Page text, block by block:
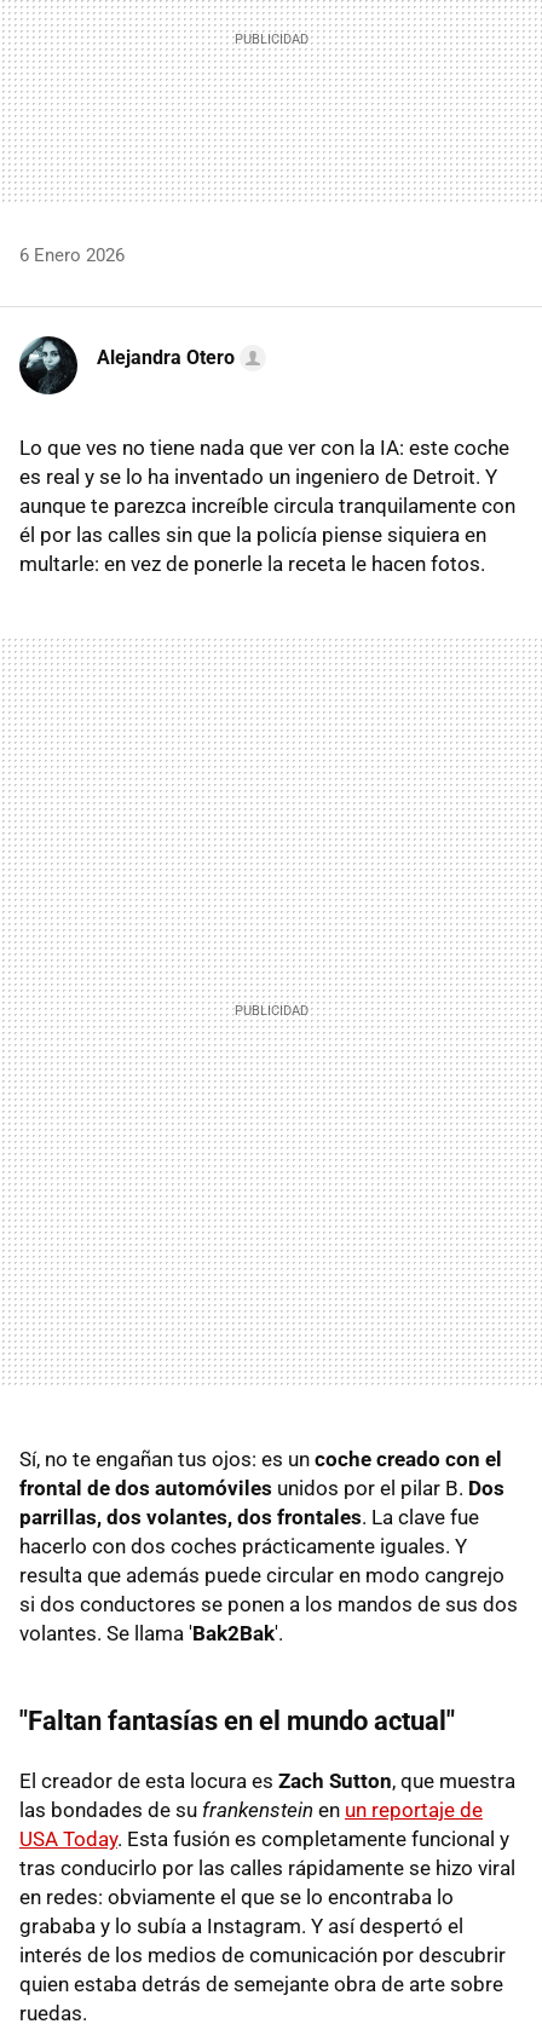
6 Enero 2026
Alejandra Otero
Lo que ves no tiene nada que ver con la IA: este coche
es real y se lo ha inventado un ingeniero de Detroit. Y
aunque te parezca increíble circula tranquilamente con
él por las calles sin que la policía piense siquiera en
multarle: en vez de ponerle la receta le hacen fotos.
Sí, no te engañan tus ojos: es un coche creado con el
frontal de dos automóviles unidos por el pilar B. Dos
parrillas, dos volantes, dos frontales. La clave fue
hacerlo con dos coches prácticamente iguales. Y
resulta que además puede circular en modo cangrejo
si dos conductores se ponen a los mandos de sus dos
volantes. Se llama 'Bak2Bak'.
"Faltan fantasías en el mundo actual"
El creador de esta locura es Zach Sutton, que muestra
las bondades de su frankenstein en un reportaje de
USA Today. Esta fusión es completamente funcional y
tras conducirlo por las calles rápidamente se hizo viral
en redes: obviamente el que se lo encontraba lo
grababa y lo subía a Instagram. Y así despertó el
interés de los medios de comunicación por descubrir
quien estaba detrás de semejante obra de arte sobre
ruedas.